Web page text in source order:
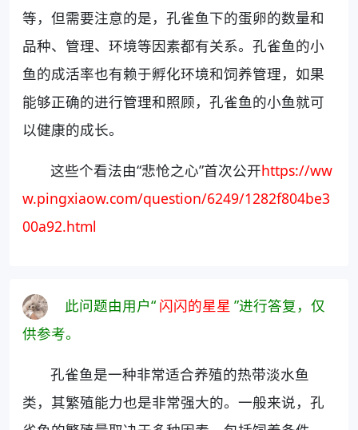
等，但需要注意的是，孔雀鱼下的蛋卵的数量和
品种、管理、环境等因素都有关系。孔雀鱼的小
鱼的成活率也有赖于孵化环境和饲养管理，如果
能够正确的进行管理和照顾，孔雀鱼的小鱼就可
以健康的成长。
这些个看法由“悲怆之心”首次公开https://ww
w.pingxiaow.com/question/6249/1282f804be3
00a92.html
此问题由用户“ 闪闪的星星 ”进行答复，仅
供参考。
孔雀鱼是一种非常适合养殖的热带淡水鱼
类，其繁殖能力也是非常强大的。一般来说，孔